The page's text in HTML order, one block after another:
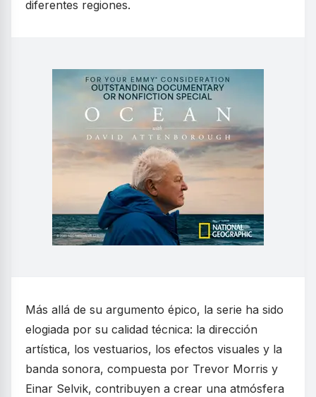
diferentes regiones.
Más allá de su argumento épico, la serie ha sido
elogiada por su calidad técnica: la dirección
artística, los vestuarios, los efectos visuales y la
banda sonora, compuesta por Trevor Morris y
Einar Selvik, contribuyen a crear una atmósfera